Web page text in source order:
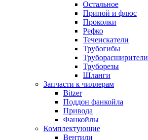
Остальное
Припой и флюс
Проколки
Рефко
Течеискатели
Трубогибы
Труборасширители
Труборезы
Шланги
Запчасти к чиллерам
Bitzer
Поддон фанкойла
Привода
Фанкойлы
Комплектующие
Вентили